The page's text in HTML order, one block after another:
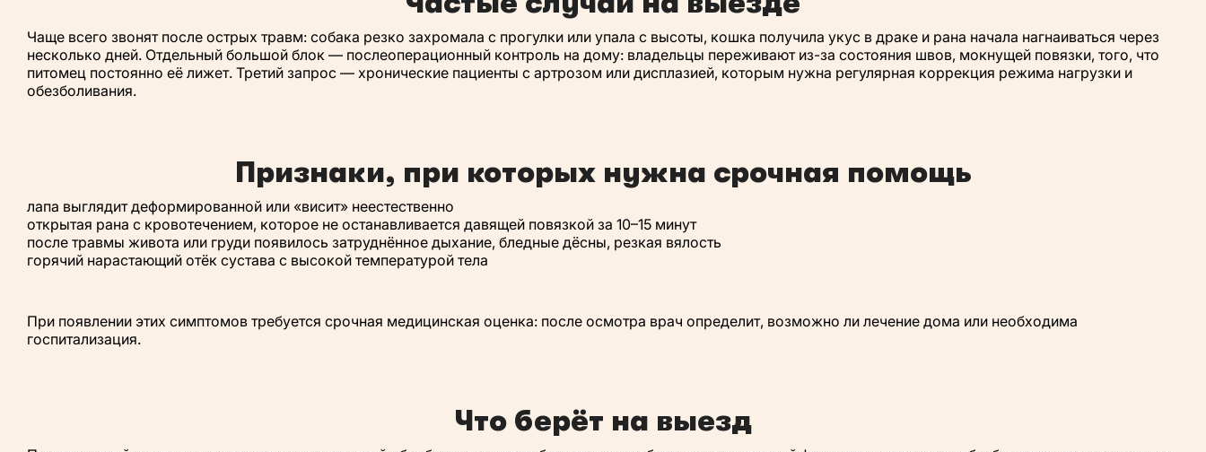
Чаще всего звонят после острых травм: собака резко захромала с прогулки или упала с высоты, кошка получила укус в драке и рана начала нагнаиваться через
несколько дней. Отдельный большой блок — послеоперационный контроль на дому: владельцы переживают из-за состояния швов, мокнущей повязки, того, что
питомец постоянно её лижет. Третий запрос — хронические пациенты с артрозом или дисплазией, которым нужна регулярная коррекция режима нагрузки и
обезболивания.
Признаки, при которых нужна срочная помощь
лапа выглядит деформированной или «висит» неестественно
открытая рана с кровотечением, которое не останавливается давящей повязкой за 10–15 минут
после травмы живота или груди появилось затруднённое дыхание, бледные дёсны, резкая вялость
горячий нарастающий отёк сустава с высокой температурой тела
При появлении этих симптомов требуется срочная медицинская оценка: после осмотра врач определит, возможно ли лечение дома или необходима
госпитализация.
Что берёт на выезд